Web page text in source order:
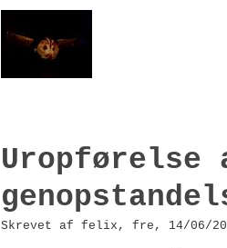
Uropførelse
Skrevet af felix, fre, 14/06/